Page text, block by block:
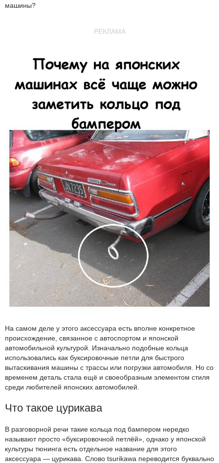
машины?
РЕКЛАМА
На самом деле у этого аксессуара есть вполне конкретное
происхождение, связанное с автоспортом и японской
автомобильной культурой. Изначально подобные кольца
использовались как буксировочные петли для быстрого
вытаскивания машины с трассы или погрузки автомобиля. Но со
временем деталь стала ещё и своеобразным элементом стиля
среди любителей японских автомобилей.
Что такое цурикава
В разговорной речи такие кольца под бампером нередко
называют просто «буксировочной петлёй», однако у японской
культуры тюнинга есть отдельное название для этого
аксессуара — цурикава. Слово tsurikawa переводится буквально